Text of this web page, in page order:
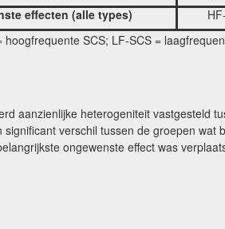
effecten (alle types)
hoogfrequente SCS; LF-SCS =
aanzienlijke heterogeniteit vastgesteld
significant verschil tussen de groepen wat
ongewenste effect was